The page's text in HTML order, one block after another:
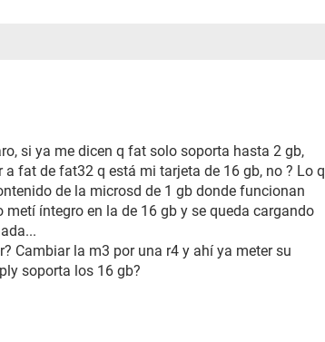
si ya me dicen q fat solo soporta hasta 2 gb,
fat de fat32 q está mi tarjeta de 16 gb, no ? Lo q
de la microsd de 1 gb donde funcionan
íntegro en la de 16 gb y se queda cargando
Cambiar la m3 por una r4 y ahí ya meter su
soporta los 16 gb?